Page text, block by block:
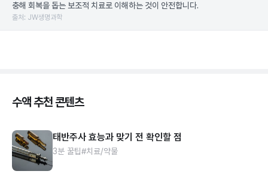
충해 회복을 돕는 보조적 치료로 이해하는 것이 안전합니다.
출처: JW생명과학
수액 추천 콘텐츠
태반주사 효능과 맞기 전 확인할 점
3분 꿀팁#치료/약물